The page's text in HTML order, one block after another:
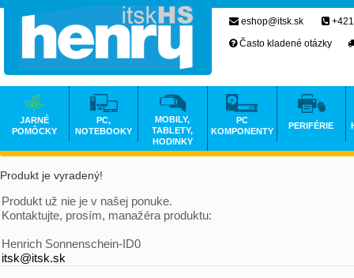
Produkt je vyradený!
Produkt už nie je v našej ponuke.
Kontaktujte, prosím, manažéra produktu:
Henrich Sonnenschein-ID0
itsk@itsk.sk
eshop@itsk.sk
Často kladené otázky
JARNÉ
POMÔCKY
PC,
NOTEBOOKY
MOBILY,
TABLETY,
HODINKY
PC
KOMPONENTY
PERIFÉRIE